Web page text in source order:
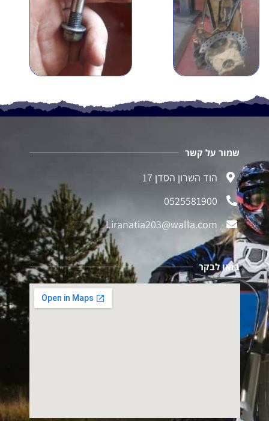
שמור על קשר
הוד השרון הסדן 17
0525581900
Liranatia203@walla.com
בואו לבקר